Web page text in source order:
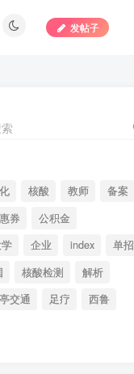
发帖子
核酸 教师
备案
券
公积金
企业 index
单招
核酸检测
解析
交通 足疗
西鲁